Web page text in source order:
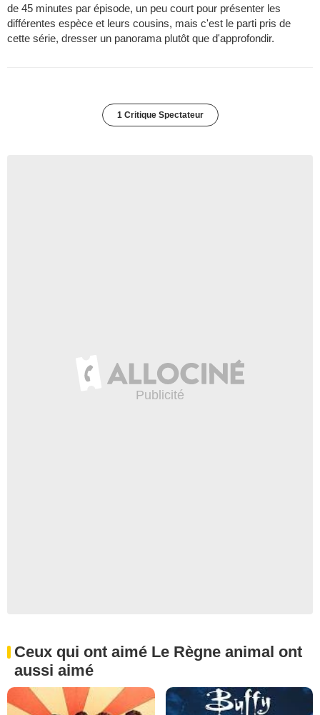
de 45 minutes par épisode, un peu court pour présenter les
différentes espèce et leurs cousins, mais c'est le parti pris de
cette série, dresser un panorama plutôt que d'approfondir.
1 Critique Spectateur
Ceux qui ont aimé Le Règne animal ont
aussi aimé